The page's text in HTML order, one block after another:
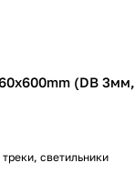
(DB 3мм,
светильники